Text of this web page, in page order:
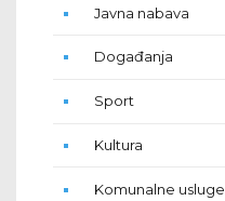
Javna nabava
Događanja
Sport
Kultura
Komunalne usluge